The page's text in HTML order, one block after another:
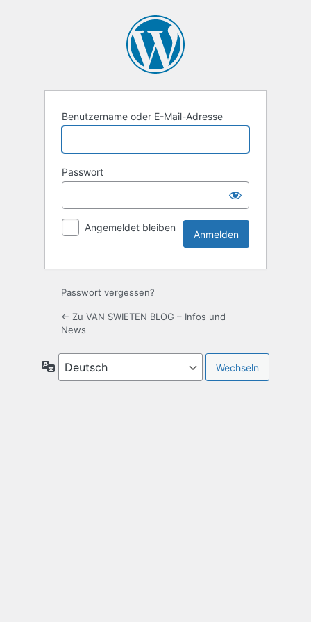
Benutzername oder E-Mail-Adresse
Passwort
Angemeldet bleiben
Passwort vergessen?
← Zu VAN SWIETEN BLOG – Infos und
News
Sprache